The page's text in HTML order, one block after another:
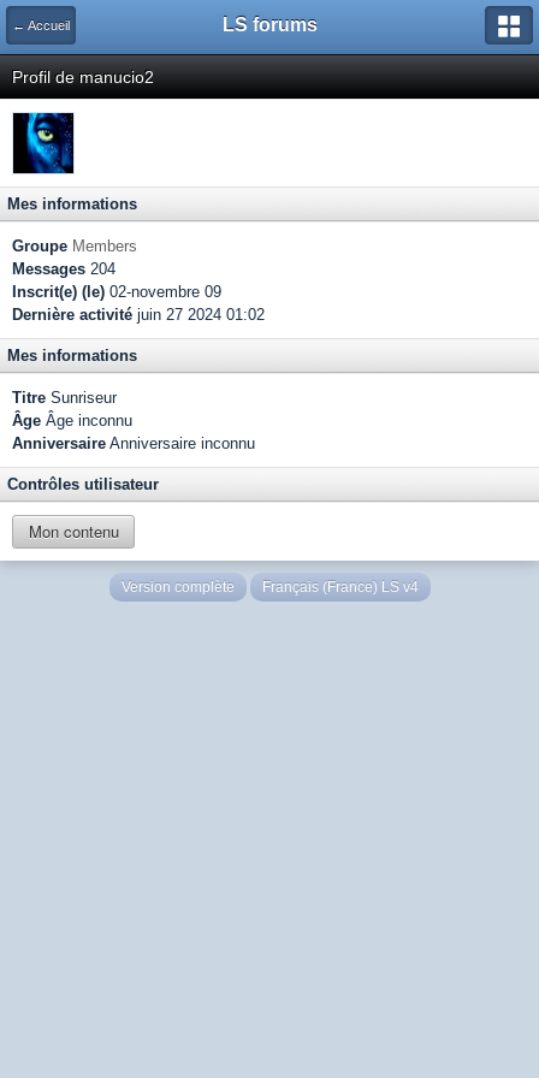
← Accueil LS forums
Profil de manucio2
Mes informations
Groupe Members
Messages 204
Inscrit(e) (le) 02-novembre 09
Dernière activité juin 27 2024 01:02
Mes informations
Titre Sunriseur
Âge Âge inconnu
Anniversaire Anniversaire inconnu
Contrôles utilisateur
Mon contenu
Version complète Français (France) LS v4